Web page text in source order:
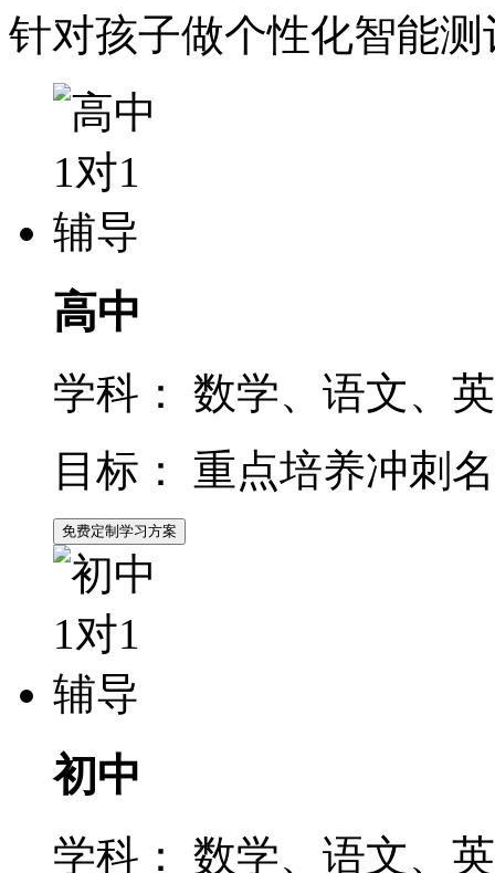
针对孩子做个性化智能
高中
学科：
数学、语文、
目标：
重点培养冲刺
免费定制学习方案
初中
学科： 数学、语文、